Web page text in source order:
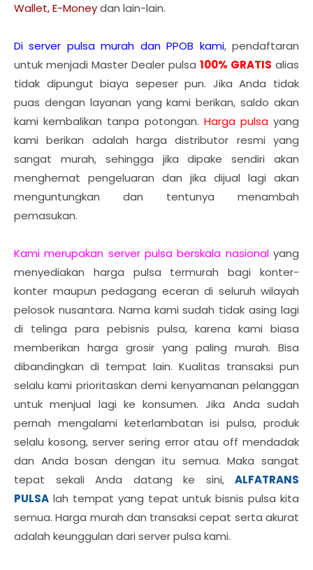
Wallet, E-Moneydan lain-lain.
Di server pulsa murah dan PPOB kami, pendaftaran
untuk menjadi Master Dealer pulsa 100% GRATIS alias
tidak dipungut biaya sepeser pun. Jika Anda tidak
puas dengan layanan yang kami berikan, saldo akan
kami kembalikan tanpa potongan. Harga pulsayang
kami berikan adalah harga distributor resmi yang
sangat murah, sehingga jika dipake sendiri akan
menghemat pengeluaran dan jika dijual lagi akan
menguntungkan dan tentunya menambah
pemasukan.
Kami merupakan server pulsa berskala nasionalyang
menyediakan harga pulsa termurah bagi konter-
konter maupun pedagang eceran di seluruh wilayah
pelosok nusantara. Nama kami sudah tidak asing lagi
di telinga para pebisnis pulsa, karena kami biasa
memberikan harga grosir yang paling murah. Bisa
dibandingkan di tempat lain. Kualitas transaksi pun
selalu kami prioritaskan demi kenyamanan pelanggan
untuk menjual lagi ke konsumen. Jika Anda sudah
pernah mengalami keterlambatan isi pulsa, produk
selalu kosong, server sering error atau off mendadak
dan Anda bosan dengan itu semua. Maka sangat
tepat sekali Anda datang ke sini, ALFATRANS
PULSA lah tempat yang tepat untuk bisnis pulsa kita
semua. Harga murah dan transaksi cepat serta akurat
adalah keunggulan dari server pulsa kami.